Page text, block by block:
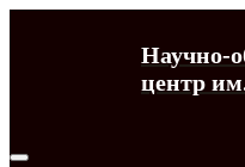
Научно-
центр